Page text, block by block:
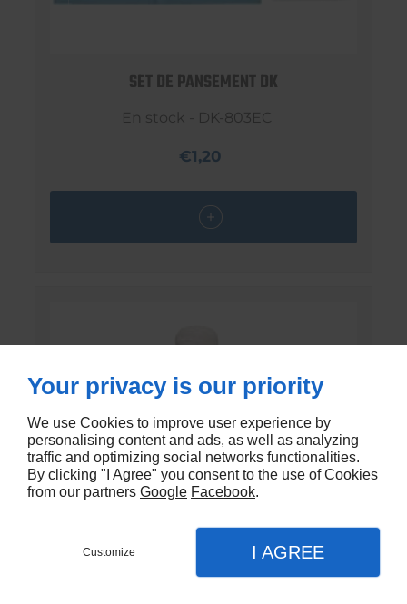
SET DE PANSEMENT DK
En stock - DK-803EC
€1,20
Your privacy is our priority
We use Cookies to improve user experience by
personalising content and ads, as well as analyzing
traffic and optimizing social networks functionalities.
By clicking "I Agree" you consent to the use of Cookies
from our partners Google Facebook.
Customize I AGREE